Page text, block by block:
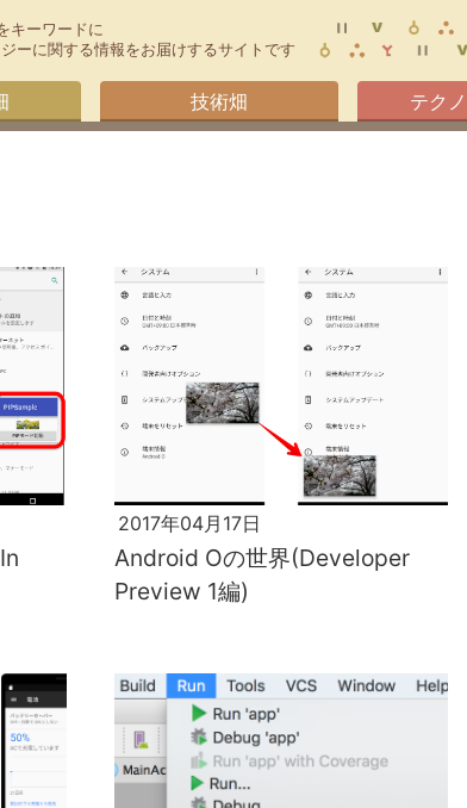
キーワードに
ーに関する情報をお届けするサイトです
技術畑 テク
2017年04月17日
Android Oの世界(Developer
Preview 1編)